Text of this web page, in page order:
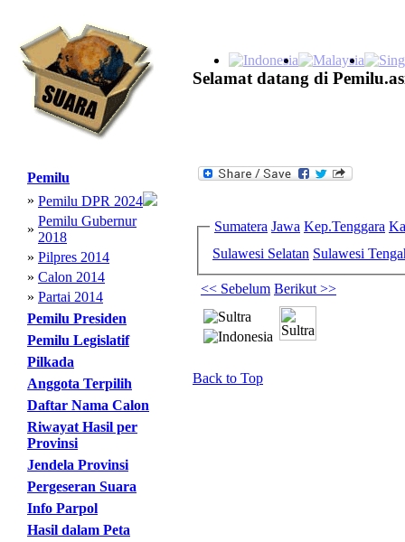
Selamat datang di
Pemilu
» Pemilu DPR 2024
»
Pemilu Gubernur
2018
» Pilpres 2014
» Calon 2014
» Partai 2014
Pemilu Presiden
Pemilu Legislatif
Pilkada
Anggota Terpilih
Daftar Nama Calon
Riwayat Hasil per
Provinsi
Jendela Provinsi
Pergeseran Suara
Info Parpol
Hasil dalam Peta
Sumatera Jawa Kep.Tenggara
Sulawesi Selatan Sulawesi
<< Sebelum Berikut >>
Back to Top